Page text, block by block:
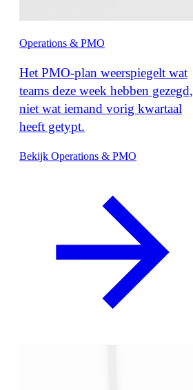
Operations & PMO
Het PMO-plan weerspiegelt wat
teams deze week hebben gezegd,
niet wat iemand vorig kwartaal
heeft getypt.
Bekijk Operations & PMO